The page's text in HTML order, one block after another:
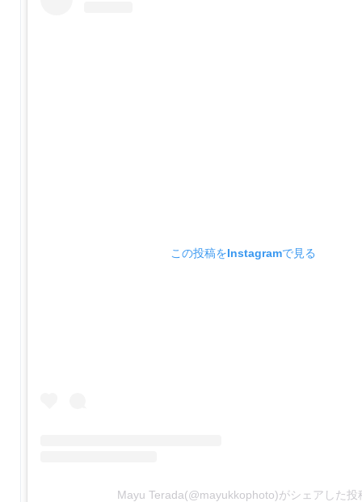
この投稿をInstagramで見る
Mayu Terada(@mayukkophoto)がシェアした投